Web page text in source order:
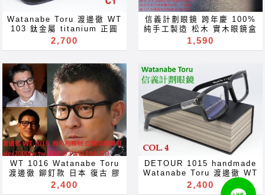
Eyewear casual wear
clothes
Lunettes de soleil عینک
آفتابی نظارة شمسية
משקפי שמש Сонечныя
акуляры サングラス
solbriller güneş gözlüğü
hita napszemüveg
Sólgleraugu Kacamata धूप
का चश्मा Gafas de sol
แว่นตากันแดด Сонячні
окуляри Cermin mata
hitam ocularia solaria
темные очки Көзілдірік
solbriller Okulary
aurinkolasit 太陽眼鏡 太阳
眼镜 and ImeMyself
Eyewear casual wear
clothes
آفتابی نظارة شمسية
משקפי שמש Сонечныя
акуляры サングラス
solbriller güneş gözlüğü
hita napszemüveg
Sólgleraugu Kacamata धूप
แว่นตากันแดด Сонячні
окуляри Cermin mata
hitam ocularia solaria
темные очки Көзілдірік
solbriller Okulary
aurinkolasit 太陽眼鏡 太阳
眼镜 and ImeMyself
Eyewear casual wear
clothes
ね 안경 Okulary specula
משקפיים optical frames
spectacles glasses
eyeglasses sunglasses
for Rx prescription near
blue ray light block filter
lenses Óculos de sol 선글
라스 Sonnenbrillen
occhiali da sole
solglasögon Kính râm
zonnebril Sluneční brýle
Lunettes de soleil عینک
آفتابی نظارة شمسية
משקפי שמש Сонечныя
акуляры サングラス
solbriller güneş gözlüğü
hita napszemüveg
Sólgleraugu Kacamata धूप
का चश्मा Gafas de sol
ね 안경 Okulary specula
משקפיים optical frames
spectacles glasses
eyeglasses sunglasses
for Rx prescription near
blue ray light block filter
lenses Óculos de sol 선글
라스 Sonnenbrillen
occhiali da sole
solglasögon Kính râm
zonnebril Sluneční brýle
Lunettes de soleil عینک
آفتابی نظارة شمسية
משקפי שמש Сонечныя
акуляры サングラス
solbriller güneş gözlüğü
hita napszemüveg
Sólgleraugu Kacamata धूप
का चश्मा Gafas de sol
Watanabe Toru 渡邊徹 WT
103 鈦金屬 titanium 正圓
大框 超輕 超越 John
maruyama 角矢甚治郎 千一
作 安藤忠雄 金子眼鏡 Jins
Owndays 眼鏡市場 glasses
渡邊徹 100% 純 鈦金屬 日
本 手工眼鏡 正圓框 金屬框
眼鏡 可配 近視 老花 多焦點
鏡片 近视 眼镜 抗藍光 濾藍
光 變色鏡片 抗蓝光 滤蓝光
全視線 變色鏡片 全视线 变色
镜片 optical frames
spectacles glasses Rx
prescription for near far
sighted reading glass
blue block lenses blue
2,700
信義計劃眼鏡 跨年慶 100%
純手工製造 松木 實木眼鏡盒
圓筒盒 拉鍊盒 聖經 造型 書
father's birthday Father's
Day grandpa
grandfather's Mother's
Day grandma
grandmother's birthday
Акуляры Kacamata Gafas
Des lunettes نظارات очки
Brýle Mga Salamin
occhiali Gläser szemüveg
Окуляри bril Kính
glasögon Gelas चश्मा めが
ね 안경 Okulary specula
casual wear clothes and
accessories משקפיים
1,590
WT 1016 Watanabe Toru
渡邊徹 鉚釘款 日本 復古 膠
框 lockdown 封鎖 亞洲版 雷
朋 2140F 5121 改良版
2,400
DETOUR 1015 handmade
Watanabe Toru 渡邊徹 WT
生人止步 生人勿近 此路不通
車輛改道 self isolate 自我
2,400